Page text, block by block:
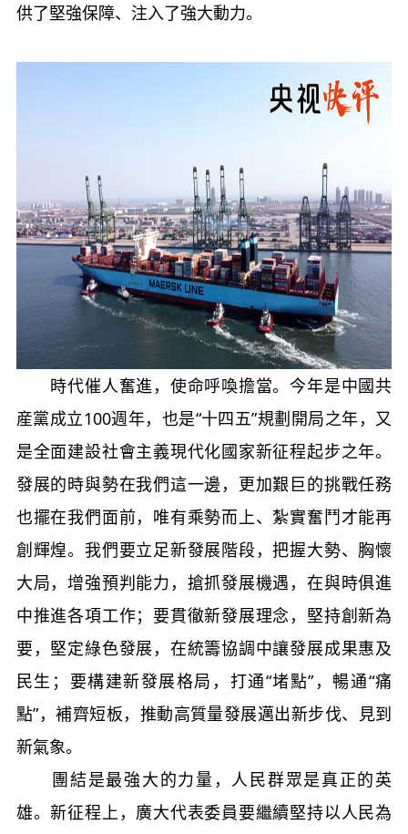
供了堅強保障、注入了強大動力。
時代催人奮進，使命呼喚擔當。今年是中國共
産黨成立100週年，也是“十四五”規劃開局之年，又
是全面建設社會主義現代化國家新征程起步之年。
發展的時與勢在我們這一邊，更加艱巨的挑戰任務
也擺在我們面前，唯有乘勢而上、紮實奮鬥才能再
創輝煌。我們要立足新發展階段，把握大勢、胸懷
大局，增強預判能力，搶抓發展機遇，在與時俱進
中推進各項工作；要貫徹新發展理念，堅持創新為
要，堅定綠色發展，在統籌協調中讓發展成果惠及
民生；要構建新發展格局，打通“堵點”，暢通“痛
點”，補齊短板，推動高質量發展邁出新步伐、見到
新氣象。
團結是最強大的力量，人民群眾是真正的英
雄。新征程上，廣大代表委員要繼續堅持以人民為